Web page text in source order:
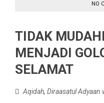
NO
TIDAK
MENJADI
SELAMAT
Aqidah, Diraasatul Adyaan